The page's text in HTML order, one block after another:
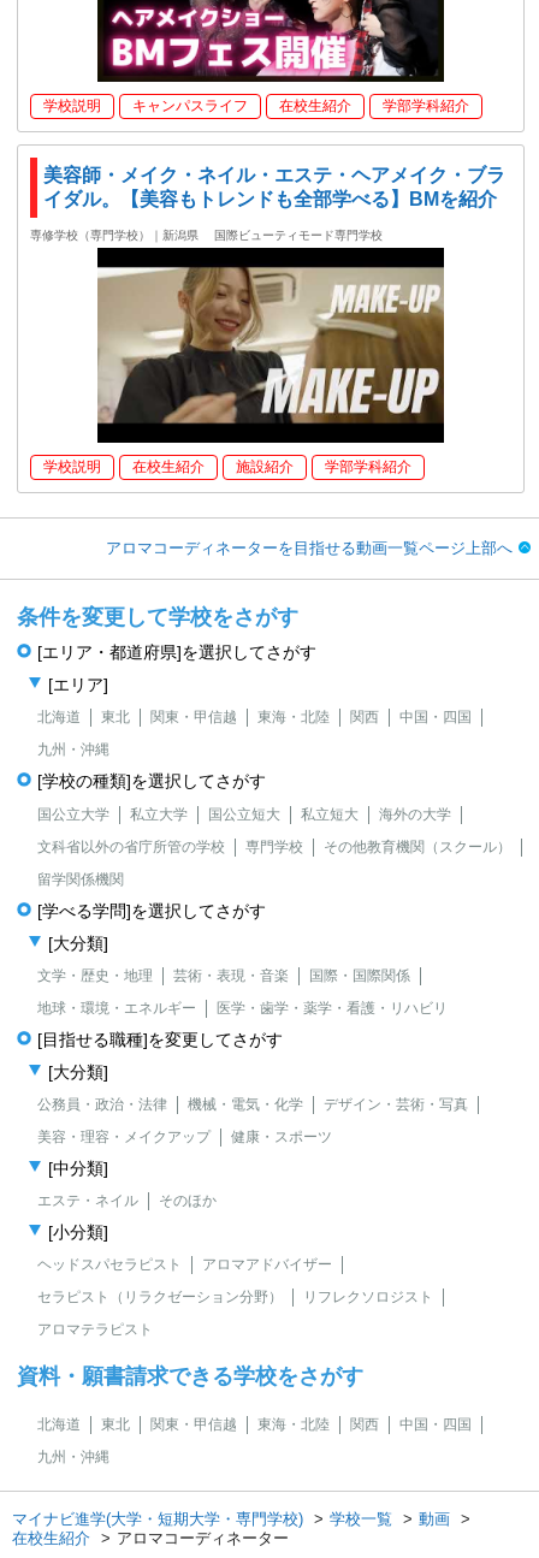
学校説明 キャンパスライフ 在校生紹介 学部学科紹介
美容師・メイク・ネイル・エステ・ヘアメイク・ブラ
イダル。【美容もトレンドも全部学べる】BMを紹介
専修学校（専門学校）｜新潟県 国際ビューティモード専門学校
学校説明 在校生紹介 施設紹介 学部学科紹介
アロマコーディネーターを目指せる動画一覧ページ上部へ
条件を変更して学校をさがす
[エリア・都道府県]を選択してさがす
[エリア]
北海道 東北 関東・甲信越 東海・北陸 関西
中国・四国
九州・沖縄
[学校の種類]を選択してさがす
国公立大学 私立大学 国公立短大 私立短大
海外の大学
文科省以外の省庁所管の学校
専門学校
その他教育機関（スクール）
留学関係機関
[学べる学問]を選択してさがす
[大分類]
文学・歴史・地理 芸術・表現・音楽
国際・国際関係
地球・環境・エネルギー
医学・歯学・薬学・看護・リハビリ
[目指せる職種]を変更してさがす
[大分類]
公務員・政治・法律 機械・電気・化学
デザイン・芸術・写真
美容・理容・メイクアップ
健康・スポーツ
[中分類]
エステ・ネイル そのほか
[小分類]
ヘッドスパセラピスト
アロマアドバイザー
セラピスト（リラクゼーション分野）
リフレクソロジスト
アロマテラピスト
資料・願書請求できる学校をさがす
北海道 東北 関東・甲信越 東海・北陸 関西
中国・四国
九州・沖縄
マイナビ進学(大学・短期大学・専門学校) 学校一覧
動画
在校生紹介
アロマコーディネーター